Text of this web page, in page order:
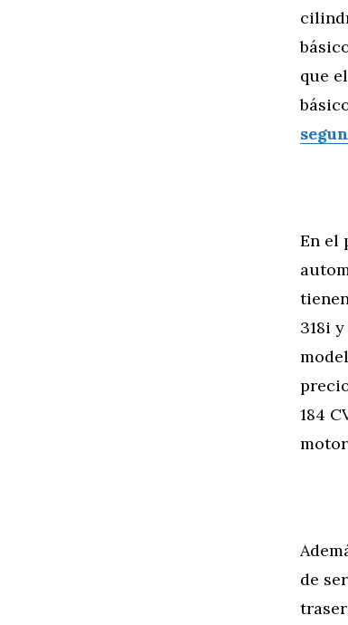
que
En el
318i
184
de